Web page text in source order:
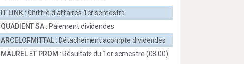
IT LINK : Chiffre d'affaires 1er semestre
QUADIENT SA : Paiement dividendes
ARCELORMITTAL : Détachement acompte dividendes
MAUREL ET PROM : Résultats du 1er semestre (08:00)